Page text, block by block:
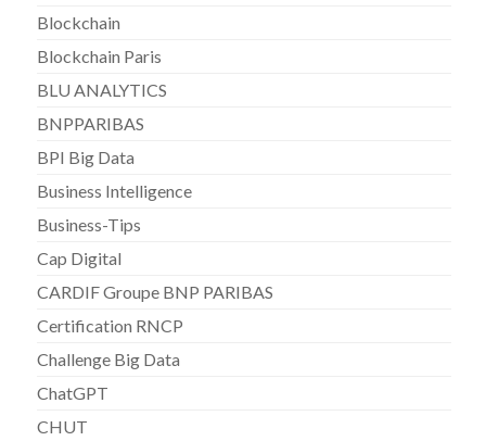
Blockchain
Blockchain Paris
BLU ANALYTICS
BNPPARIBAS
BPI Big Data
Business Intelligence
Business-Tips
Cap Digital
CARDIF Groupe BNP PARIBAS
Certification RNCP
Challenge Big Data
ChatGPT
CHUT